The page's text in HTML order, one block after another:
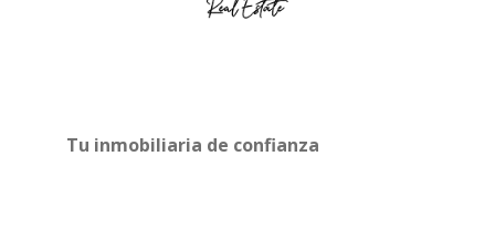
Tu inmobiliaria de confianza